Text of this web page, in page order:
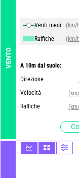
VENTO
Venti medi
(km/
Raffiche
(km/
A 10m dal suolo:
Direzione
Velocità
Raffiche